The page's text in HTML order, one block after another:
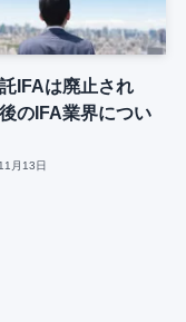
IFAは廃止され
のIFA業界につい
月13日